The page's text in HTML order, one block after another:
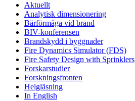
Aktuellt
Analytisk dimensionering
Bärförmåga vid brand
BIV-konferensen
Brandskydd i byggnader
Fire Dynamics Simulator (FDS)
Fire Safety Design with Sprinklers
Forskarstudier
Forskningsfronten
Helgläsning
In English